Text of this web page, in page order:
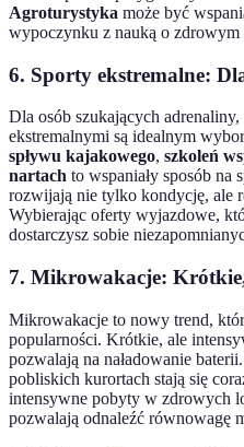
Agroturystyka może być
wypoczynku z nauką o
6. Sporty ekstremalne:
Dla osób szukających
ekstremalnymi są idealnym
spływu kajakowego, szkoleń
nartach to wspaniały sposób na
rozwijają nie tylko kondycję, ale
Wybierając oferty wyjazdowe,
dostarczysz sobie
7. Mikrowakacje:
Mikrowakacje to nowy trend,
popularności. Krótkie, ale
pozwalają na naładowanie
pobliskich kurortach stają się
intensywne pobyty w zdrowych
pozwalają odnaleźć równowagę